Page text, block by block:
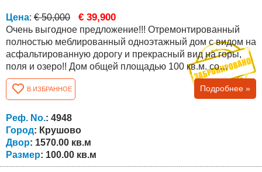
Цена: € 50,000 € 39,900
Очень выгодное предложение!!! Отремонтированный
полностью меблированный одноэтажный дом с видом на
асфальтированную дорогу и прекрасный вид на горы,
поля и озеро!! Дом общей площадью 100 кв.м. со
следующей планировкой: прихожая, столовая с кухней,
гостиная, ванная комната с туалетом и три спальни. В
доме есть два отдельных входа. Он продается со всей
мебелью и оборудованием (кондиционер, холодильник,
морозильник, стиральная...
В ИЗБРАННОЕ Подробнее »
Реф. No.: 4948
Город: Крушово
Двор: 1570.00 кв.м
Размер: 100.00 кв.м